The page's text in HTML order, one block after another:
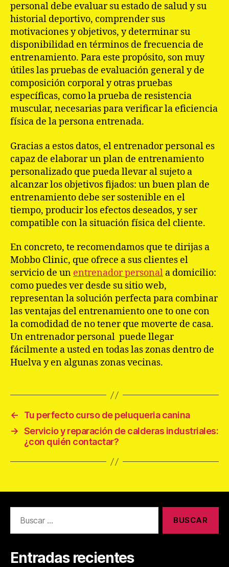
personal debe evaluar su estado de salud y su
historial deportivo, comprender sus
motivaciones y objetivos, y determinar su
disponibilidad en términos de frecuencia de
entrenamiento. Para este propósito, son muy
útiles las pruebas de evaluación general y de
composición corporal y otras pruebas
específicas, como la prueba de resistencia
muscular, necesarias para verificar la eficiencia
física de la persona entrenada.
Gracias a estos datos, el entrenador personal es
capaz de elaborar un plan de entrenamiento
personalizado que pueda llevar al sujeto a
alcanzar los objetivos fijados: un buen plan de
entrenamiento debe ser sostenible en el
tiempo, producir los efectos deseados, y ser
compatible con la situación física del cliente.
En concreto, te recomendamos que te dirijas a
Mobbo Clinic, que ofrece a sus clientes el
servicio de un entrenador personal a domicilio:
como puedes ver desde su sitio web,
representan la solución perfecta para combinar
las ventajas del entrenamiento one to one con
la comodidad de no tener que moverte de casa.
Un entrenador personal puede llegar
fácilmente a usted en todas las zonas dentro de
Huelva y en algunas zonas vecinas.
←
Tu perfecto curso de peluqueria canina
→ Servicio y reparación de calderas industriales:
¿con quién contactar?
Entradas recientes